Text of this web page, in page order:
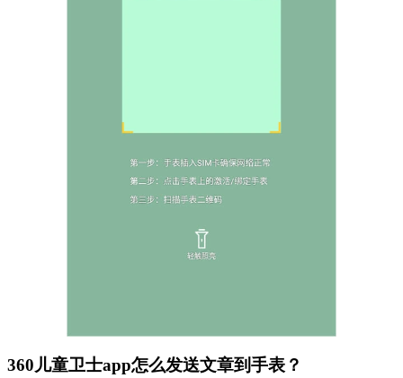
360儿童卫士app怎么发送文章到手表？